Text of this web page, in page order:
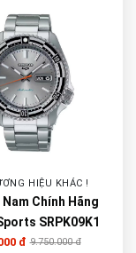
HIỆU KHÁC !
Chính Hãng
SRPK09K1
đ 9.750.000 đ